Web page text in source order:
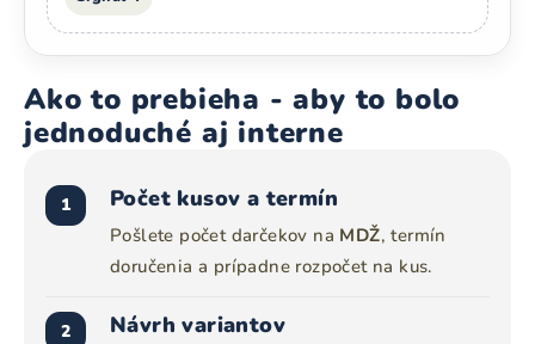
Ako to prebieha - aby to bolo
jednoduché aj interne
1 Počet kusov a termín
Pošlete počet darčekov na MDŽ, termín
doručenia a prípadne rozpočet na kus.
2 Návrh variantov